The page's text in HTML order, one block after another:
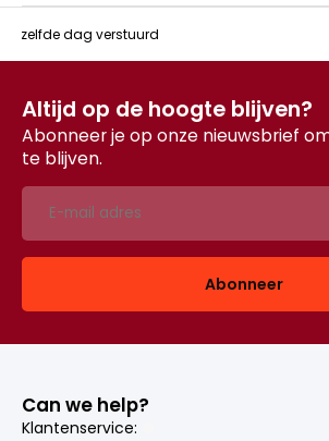
zelfde dag verstuurd
Altijd op de hoogte blijven?
Abonneer je op onze nieuwsbrief
te blijven.
Abonneer
Can we help?
Klantenservice: